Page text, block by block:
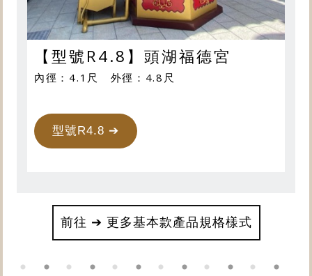
【型號R4.8】頭湖福德宮
內徑：4.1尺 外徑：4.8尺
型號R4.8 ➔
前往 ➔ 更多基本款產品規格樣式